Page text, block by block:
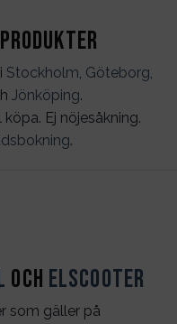
Stockholm, Göteborg,
Jönköping.
Ej nöjesåkning.
.
och Elscooter
som gäller på